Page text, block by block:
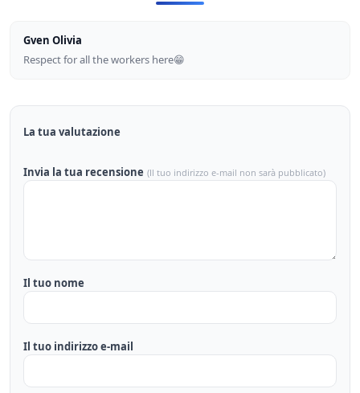
Gven Olivia
Respect for all the workers here😁
La tua valutazione
Invia la tua recensione (Il tuo indirizzo e-mail non sarà pubblicato)
Il tuo nome
Il tuo indirizzo e-mail